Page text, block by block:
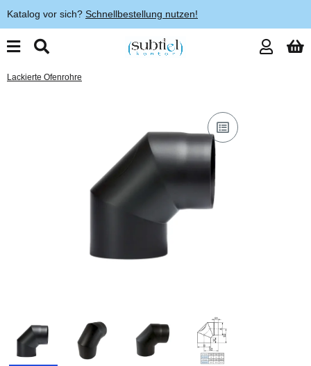
Katalog vor sich? Schnellbestellung nutzen!
Lackierte Ofenrohre